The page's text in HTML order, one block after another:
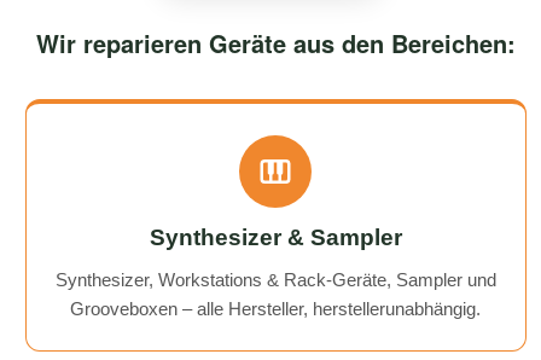
Wir reparieren Geräte aus den Bereichen:
Synthesizer & Sampler
Synthesizer, Workstations & Rack-Geräte, Sampler und
Grooveboxen – alle Hersteller, herstellerunabhängig.